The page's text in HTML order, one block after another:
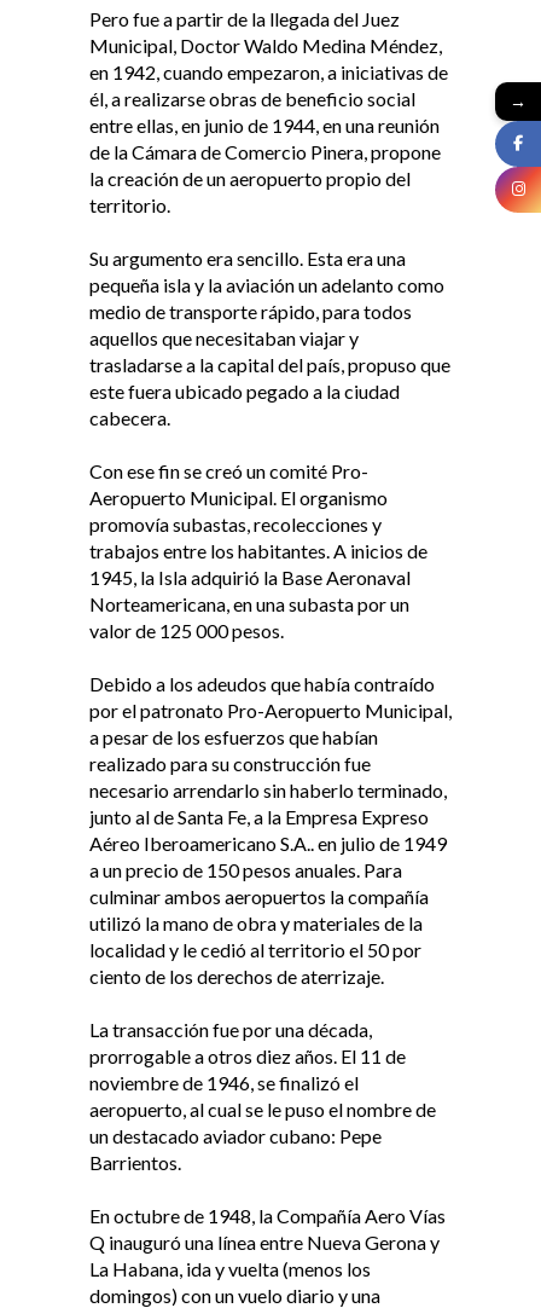
Pero fue a partir de la llegada del Juez
Municipal, Doctor Waldo Medina Méndez,
en 1942, cuando empezaron, a iniciativas de
él, a realizarse obras de beneficio social
entre ellas, en junio de 1944, en una reunión
de la Cámara de Comercio Pinera, propone
la creación de un aeropuerto propio del
territorio.
Su argumento era sencillo. Esta era una
pequeña isla y la aviación un adelanto como
medio de transporte rápido, para todos
aquellos que necesitaban viajar y
trasladarse a la capital del país, propuso que
este fuera ubicado pegado a la ciudad
cabecera.
Con ese fin se creó un comité Pro-
Aeropuerto Municipal. El organismo
promovía subastas, recolecciones y
trabajos entre los habitantes. A inicios de
1945, la Isla adquirió la Base Aeronaval
Norteamericana, en una subasta por un
valor de 125 000 pesos.
Debido a los adeudos que había contraído
por el patronato Pro-Aeropuerto Municipal,
a pesar de los esfuerzos que habían
realizado para su construcción fue
necesario arrendarlo sin haberlo terminado,
junto al de Santa Fe, a la Empresa Expreso
Aéreo Iberoamericano S.A.. en julio de 1949
a un precio de 150 pesos anuales. Para
culminar ambos aeropuertos la compañía
utilizó la mano de obra y materiales de la
localidad y le cedió al territorio el 50 por
ciento de los derechos de aterrizaje.
La transacción fue por una década,
prorrogable a otros diez años. El 11 de
noviembre de 1946, se finalizó el
aeropuerto, al cual se le puso el nombre de
un destacado aviador cubano: Pepe
Barrientos.
En octubre de 1948, la Compañía Aero Vías
Q inauguró una línea entre Nueva Gerona y
La Habana, ida y vuelta (menos los
domingos) con un vuelo diario y una
→